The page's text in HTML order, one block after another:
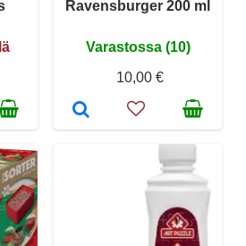
Ravensburger 200 ml
Varastossa (10)
10,00 €